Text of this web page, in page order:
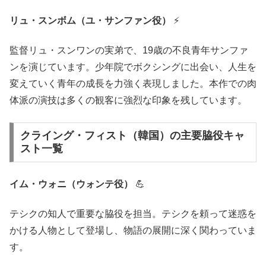
リュ・スンボム（ユ・サンファン役） ⚡
監督リュ・スンワンの実弟で、19歳の不良青年サンファ
ンを演じています。少年院でボクシングに出会い、人生を
変えていく青年の成長を力強く表現しました。本作での肉
体派の演技は多くの観客に強烈な印象を残しています。
クライング・フィスト（韓国）の主要脇役キャ
スト一覧
イム・ウォニ（ウォンテ役） 💪
テシクの知人で重要な脇役を担当。テシクを頼って迷惑を
かける人物として登場し、物語の展開に深く関わっていま
す。